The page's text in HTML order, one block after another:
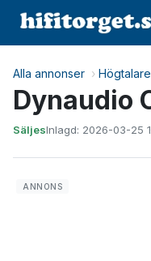
Alla annonser › Högtalare
Dynaudio
SäljesInlagd: 2026-03-25